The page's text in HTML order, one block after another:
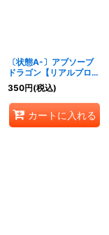
〔状態A-〕アブソーブ
ドラゴン【リアルプロ
モ】{-}《ドラゴン》
350円(税込)
カートに入れる